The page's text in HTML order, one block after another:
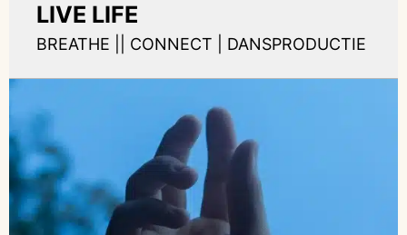
LIVE LIFE
BREATHE || CONNECT | DANSPRODUCTIE